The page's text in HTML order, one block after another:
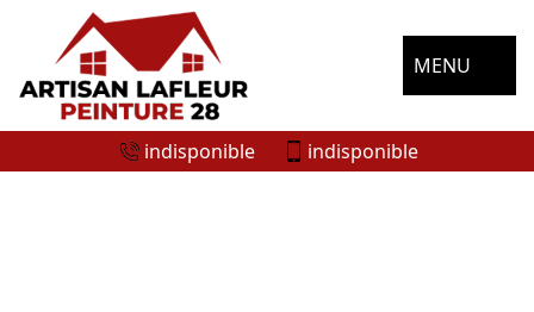
MENU
indisponible indisponible